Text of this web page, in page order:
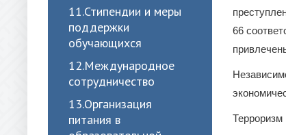
11.Стипендии и меры
поддержки
обучающихся
12.Международное
сотрудничество
13.Организация
питания в
66